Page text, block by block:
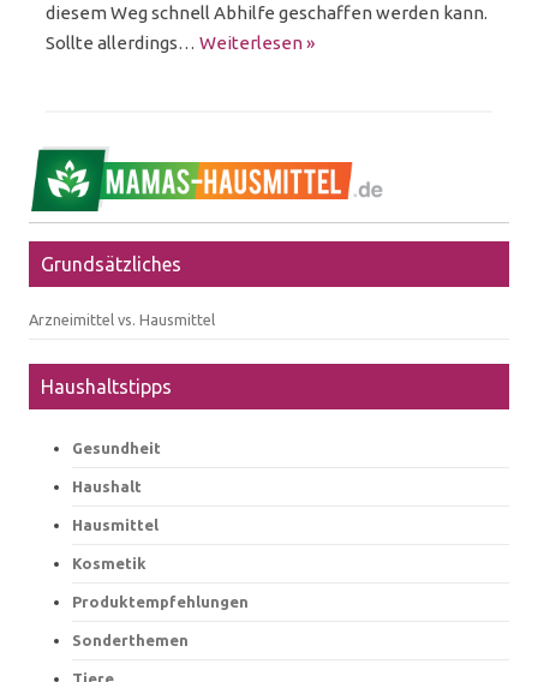
diesem Weg schnell Abhilfe geschaffen werden kann.
Sollte allerdings… Weiterlesen »
Grundsätzliches
Arzneimittel vs. Hausmittel
Haushaltstipps
Gesundheit
Haushalt
Hausmittel
Kosmetik
Produktempfehlungen
Sonderthemen
Tiere